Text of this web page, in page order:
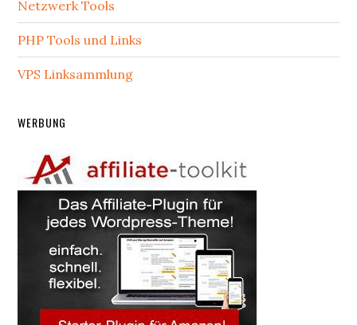
Netzwerk Tools
PHP Tools und Links
VPS Linksammlung
WERBUNG